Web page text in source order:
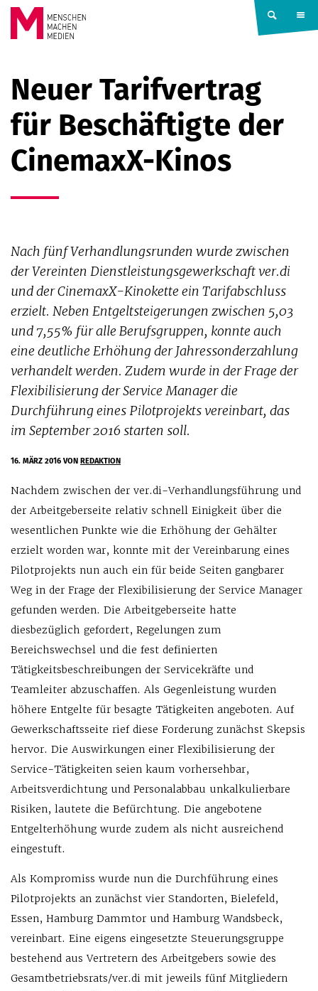
Springe zum Inhalt
MACHEN
MEDIEN
Neuer Tarifvertrag
für Beschäftigte der
CinemaxX-Kinos
Nach fünf Verhandlungsrunden wurde zwischen
der Vereinten Dienstleistungsgewerkschaft ver.di
und der CinemaxX-Kinokette ein Tarifabschluss
erzielt. Neben Entgeltsteigerungen zwischen 5,03
und 7,55% für alle Berufsgruppen, konnte auch
eine deutliche Erhöhung der Jahressonderzahlung
verhandelt werden. Zudem wurde in der Frage der
Flexibilisierung der Service Manager die
Durchführung eines Pilotprojekts vereinbart, das
im September 2016 starten soll.
16. MÄRZ 2016VONREDAKTION
Nachdem zwischen der ver.di-Verhandlungsführung und
der Arbeitgeberseite relativ schnell Einigkeit über die
wesentlichen Punkte wie die Erhöhung der Gehälter
erzielt worden war, konnte mit der Vereinbarung eines
Pilotprojekts nun auch ein für beide Seiten gangbarer
Weg in der Frage der Flexibilisierung der Service Manager
gefunden werden. Die Arbeitgeberseite hatte
diesbezüglich gefordert, Regelungen zum
Bereichswechsel und die fest definierten
Tätigkeitsbeschreibungen der Servicekräfte und
Teamleiter abzuschaffen. Als Gegenleistung wurden
höhere Entgelte für besagte Tätigkeiten angeboten. Auf
Gewerkschaftsseite rief diese Forderung zunächst Skepsis
hervor. Die Auswirkungen einer Flexibilisierung der
Service-Tätigkeiten seien kaum vorhersehbar,
Arbeitsverdichtung und Personalabbau unkalkulierbare
Risiken, lautete die Befürchtung. Die angebotene
Entgelterhöhung wurde zudem als nicht ausreichend
eingestuft.
Als Kompromiss wurde nun die Durchführung eines
Pilotprojekts an zunächst vier Standorten, Bielefeld,
Essen, Hamburg Dammtor und Hamburg Wandsbeck,
vereinbart. Eine eigens eingesetzte Steuerungsgruppe
bestehend aus Vertretern des Arbeitgebers sowie des
Gesamtbetriebsrats/ver.di mit jeweils fünf Mitgliedern